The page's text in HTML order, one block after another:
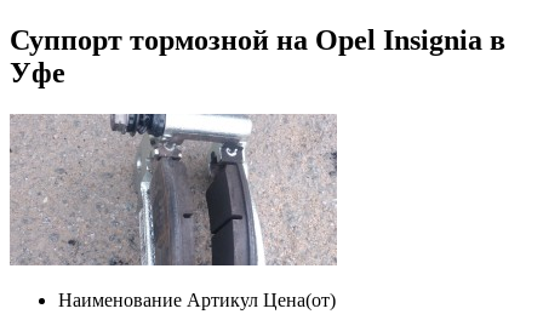
Суппорт тормозной на Opel Insignia в
Уфе
Наименование Артикул Цена(от)